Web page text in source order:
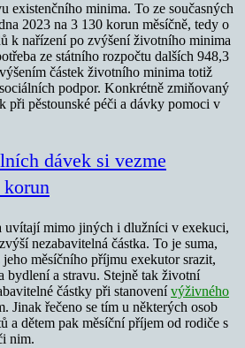
existenčního minima. To ze současných
2023 na 3 130 korun měsíčně, tedy o
k nařízení po zvýšení životního minima
ze státního rozpočtu dalších 948,3
částek životního minima totiž
podpor. Konkrétně zmiňovaný
při pěstounské péči a dávky pomoci v
dávek si vezme
uvítají mimo jiných i dlužníci v exekuci,
nezabavitelná částka. To je suma,
měsíčního příjmu exekutor srazit,
bydlení a stravu. Stejně tak životní
částky při stanovenívýživného
Jinak řečeno se tím u některých osob
a dětem pak měsíční příjem od rodiče s
nim.